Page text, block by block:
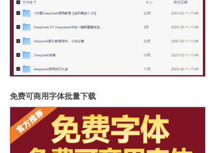
免费可商用字体批量下载